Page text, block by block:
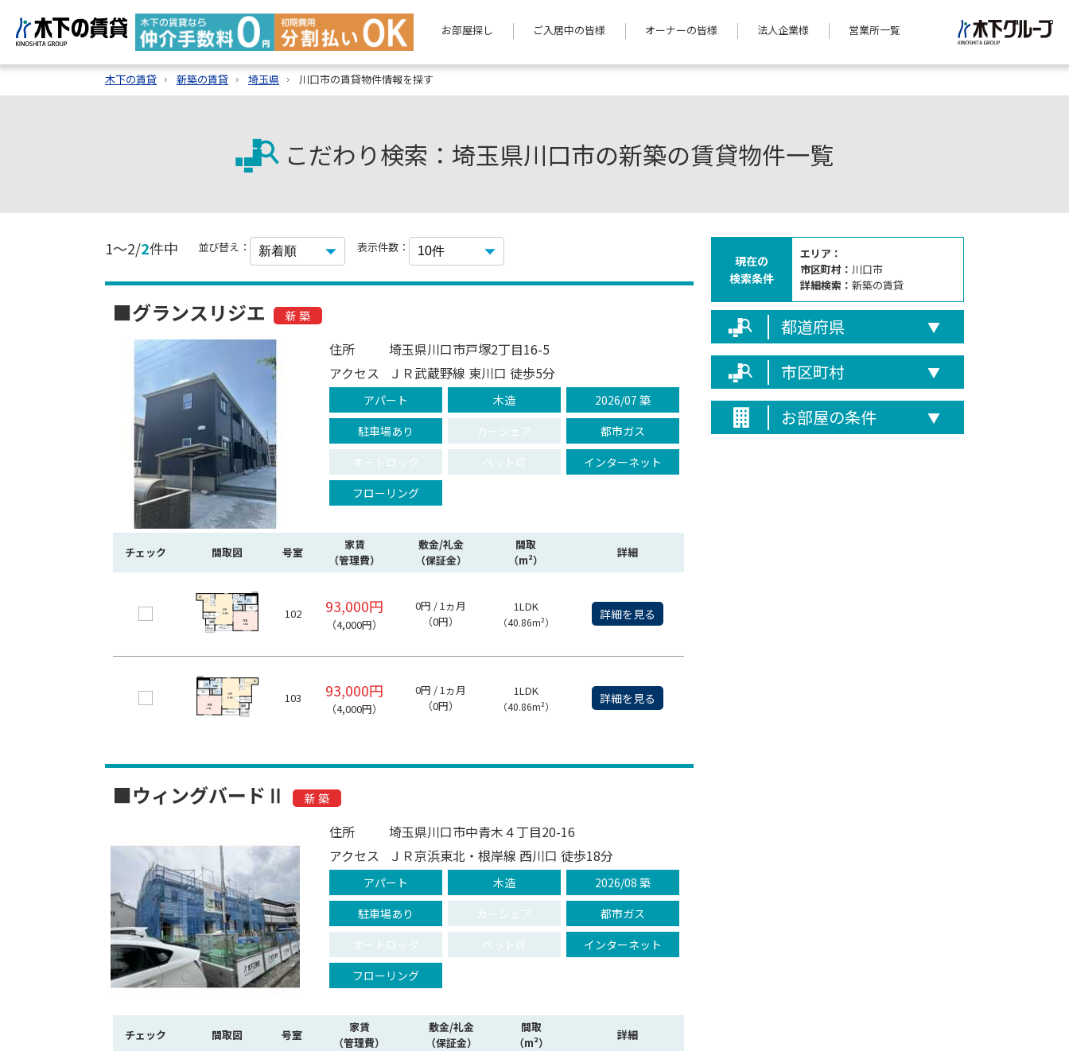
お部屋探し ご入居中の皆様 オーナーの皆様 法人企業様 営業所一覧
木下の賃貸 新築の賃貸 埼玉県 川口市の賃貸物件情報を探す
こだわり検索：埼玉県川口市の新築の賃貸物件一覧
1～2/2件中 並び替え： 表示件数：
■グランスリジエ 新 築
住所
埼玉県川口市戸塚2丁目16-5
アクセス
ＪＲ武蔵野線 東川口 徒歩5分
アパート 木造
2026/07 築
駐車場あり
カーシェア
都市ガス
オートロック
ペット可
インターネット
フローリング
チェック 間取図 号室
家賃
（管理費）
敷金/礼金
（保証金）
間取
（m²）
詳細
102 93,000円
（4,000円）
0円 / 1ヵ月
（0円）
1LDK
（40.86m²）
詳細を見る
103 93,000円
（4,000円）
0円 / 1ヵ月
（0円）
1LDK
（40.86m²）
詳細を見る
■ウィングバードⅡ 新 築
住所
埼玉県川口市中青木４丁目20-16
アクセス
ＪＲ京浜東北・根岸線 西川口 徒歩18分
アパート 木造
2026/08 築
駐車場あり
カーシェア
都市ガス
オートロック
ペット可
インターネット
フローリング
チェック 間取図 号室
家賃
（管理費）
敷金/礼金
（保証金）
間取
（m²）
詳細
現在の
検索条件
エリア：
市区町村： 川口市
詳細検索： 新築の賃貸
都道府県 ▼
市区町村 ▼
お部屋の条件 ▼